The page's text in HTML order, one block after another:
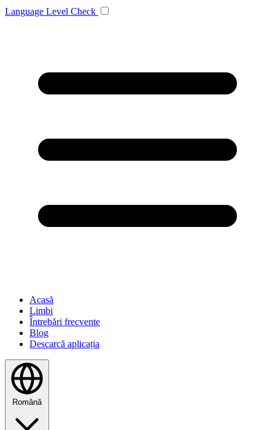
Language Level Check
Acasă
Limbi
Întrebări frecvente
Blog
Descarcă aplicația
Română